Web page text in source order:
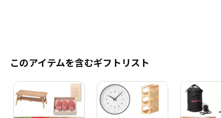
このアイテムを含むギフトリスト